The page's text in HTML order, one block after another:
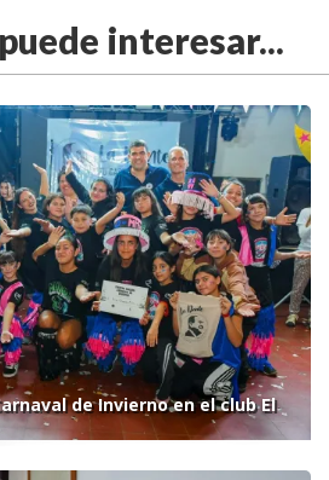
interesar...
de Invierno en el club El